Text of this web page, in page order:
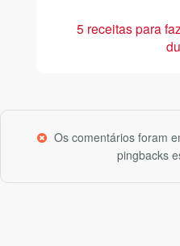
5 receitas para
Os comentários foram
pingbacks